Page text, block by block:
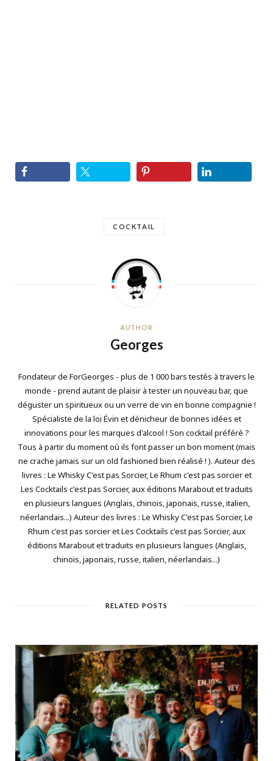
COCKTAIL
AUTHOR
Georges
Fondateur de ForGeorges - plus de 1 000 bars testés à travers le
monde - prend autant de plaisir à tester un nouveau bar, que
déguster un spiritueux ou un verre de vin en bonne compagnie !
Spécialiste de la loi Évin et dénicheur de bonnes idées et
innovations pour les marques d'alcool ! Son cocktail préféré ?
Tous à partir du moment où ils font passer un bon moment (mais
ne crache jamais sur un old fashioned bien réalisé ! ). Auteur des
livres : Le Whisky C'est pas Sorcier, Le Rhum c'est pas sorcier et
Les Cocktails c'est pas Sorcier, aux éditions Marabout et traduits
en plusieurs langues (Anglais, chinois, japonais, russe, italien,
néerlandais...) Auteur des livres : Le Whisky C'est pas Sorcier, Le
Rhum c'est pas sorcier et Les Cocktails c'est pas Sorcier, aux
éditions Marabout et traduits en plusieurs langues (Anglais,
chinois, japonais, russe, italien, néerlandais...)
RELATED POSTS